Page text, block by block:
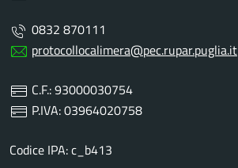
0832 870111
protocollocalimera@pec.rupar.puglia.it
C.F.: 93000030754
P.IVA: 03964020758
Codice IPA: c_b413